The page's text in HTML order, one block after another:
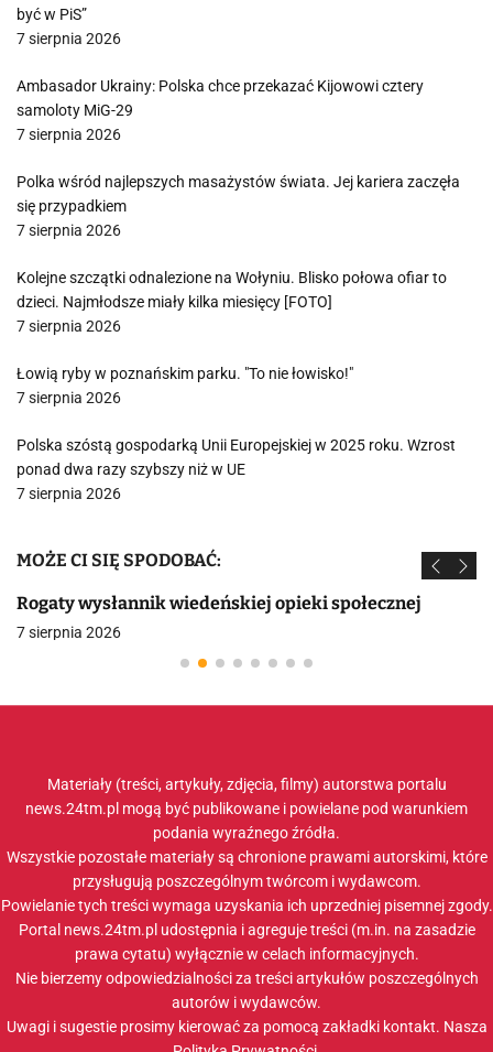
być w PiS”
7 sierpnia 2026
Ambasador Ukrainy: Polska chce przekazać Kijowowi cztery
samoloty MiG-29
7 sierpnia 2026
Polka wśród najlepszych masażystów świata. Jej kariera zaczęła
się przypadkiem
7 sierpnia 2026
Kolejne szczątki odnalezione na Wołyniu. Blisko połowa ofiar to
dzieci. Najmłodsze miały kilka miesięcy [FOTO]
7 sierpnia 2026
Łowią ryby w poznańskim parku. "To nie łowisko!"
7 sierpnia 2026
Polska szóstą gospodarką Unii Europejskiej w 2025 roku. Wzrost
ponad dwa razy szybszy niż w UE
7 sierpnia 2026
MOŻE CI SIĘ SPODOBAĆ:
Rogaty wysłannik wiedeńskiej opieki społecznej
7 sierpnia 2026
Materiały (treści, artykuły, zdjęcia, filmy) autorstwa portalu
news.24tm.pl mogą być publikowane i powielane pod warunkiem
podania wyraźnego źródła.
Wszystkie pozostałe materiały są chronione prawami autorskimi, które
przysługują poszczególnym twórcom i wydawcom.
Powielanie tych treści wymaga uzyskania ich uprzedniej pisemnej zgody.
Portal news.24tm.pl udostępnia i agreguje treści (m.in. na zasadzie
prawa cytatu) wyłącznie w celach informacyjnych.
Nie bierzemy odpowiedzialności za treści artykułów poszczególnych
autorów i wydawców.
Uwagi i sugestie prosimy kierować za pomocą zakładki kontakt. Nasza